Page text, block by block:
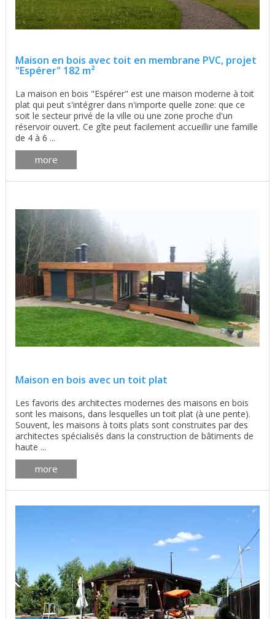
Maison en bois avec toit en membrane PVC, projet
"Espérer" 182 m²
La maison en bois "Espérer" est une maison moderne à toit
plat qui peut s'intégrer dans n'importe quelle zone: que ce
soit le secteur privé de la ville ou une zone proche d'un
réservoir ouvert. Ce gîte peut facilement accueillir une famille
de 4 à 6 ...
more
Maison en bois avec un toit plat
Les favoris des architectes modernes des maisons en bois
sont les maisons, dans lesquelles un toit plat (à une pente).
Souvent, les maisons à toits plats sont construites par des
architectes spécialisés dans la construction de bâtiments de
haute ...
more